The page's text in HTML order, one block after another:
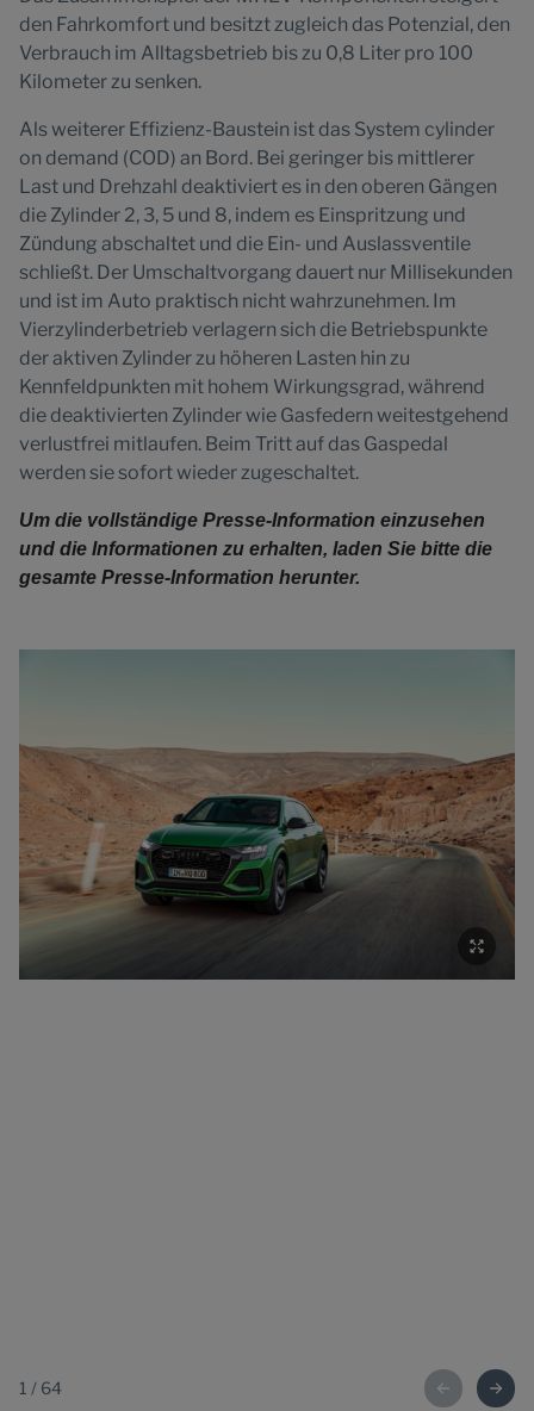
den Fahrkomfort und besitzt zugleich das Potenzial, den
Verbrauch im Alltagsbetrieb bis zu 0,8 Liter pro 100
Kilometer zu senken.
Als weiterer Effizienz-Baustein ist das System cylinder
on demand (COD) an Bord. Bei geringer bis mittlerer
Last und Drehzahl deaktiviert es in den oberen Gängen
die Zylinder 2, 3, 5 und 8, indem es Einspritzung und
Zündung abschaltet und die Ein- und Auslassventile
schließt. Der Umschaltvorgang dauert nur Millisekunden
und ist im Auto praktisch nicht wahrzunehmen. Im
Vierzylinderbetrieb verlagern sich die Betriebspunkte
der aktiven Zylinder zu höheren Lasten hin zu
Kennfeldpunkten mit hohem Wirkungsgrad, während
die deaktivierten Zylinder wie Gasfedern weitestgehend
verlustfrei mitlaufen. Beim Tritt auf das Gaspedal
werden sie sofort wieder zugeschaltet.
Um die vollständige Presse-Information einzusehen
und die Informationen zu erhalten, laden Sie bitte die
gesamte Presse-Information herunter.
1 / 64